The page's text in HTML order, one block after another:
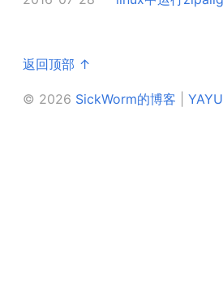
返回顶部 ↑
© 2026 SickWorm的博客 YAYU